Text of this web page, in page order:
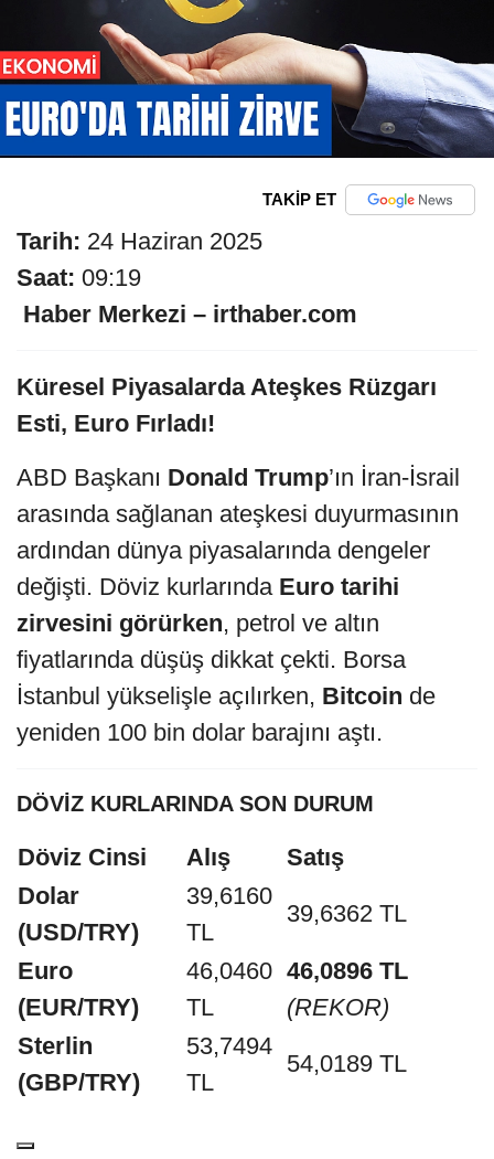
TAKİP ET
Tarih: 24 Haziran 2025
Saat: 09:19
Haber Merkezi – irthaber.com
Küresel Piyasalarda Ateşkes Rüzgarı
Esti, Euro Fırladı!
ABD Başkanı Donald Trump’ın İran-İsrail
arasında sağlanan ateşkesi duyurmasının
ardından dünya piyasalarında dengeler
değişti. Döviz kurlarında Euro tarihi
zirvesini görürken, petrol ve altın
fiyatlarında düşüş dikkat çekti. Borsa
İstanbul yükselişle açılırken, Bitcoin de
yeniden 100 bin dolar barajını aştı.
DÖVİZ KURLARINDA SON DURUM
Döviz Cinsi Alış
Satış
Dolar
(USD/TRY)
39,6160
TL
39,6362 TL
Euro
(EUR/TRY)
46,0460
TL
46,0896 TL
(REKOR)
Sterlin
(GBP/TRY)
53,7494
TL
54,0189 TL